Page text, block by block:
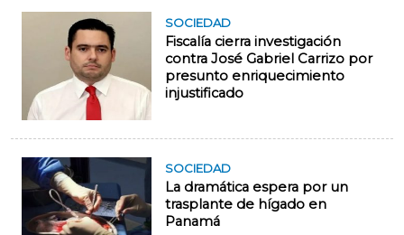
SOCIEDAD
Fiscalía cierra investigación
contra José Gabriel Carrizo por
presunto enriquecimiento
injustificado
SOCIEDAD
La dramática espera por un
trasplante de hígado en
Panamá